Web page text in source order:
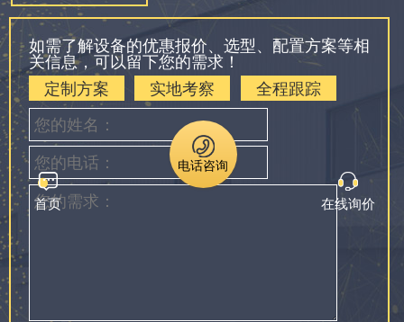
如需了解设备的优惠报价、选型、配置方案等相
关信息，可以留下您的需求！
定制方案
实地考察 全程跟踪
首页 在线询价
电话咨询